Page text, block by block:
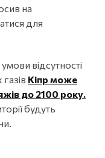
на
для
відсутності
Кіпр може
до 2100 року.
будуть